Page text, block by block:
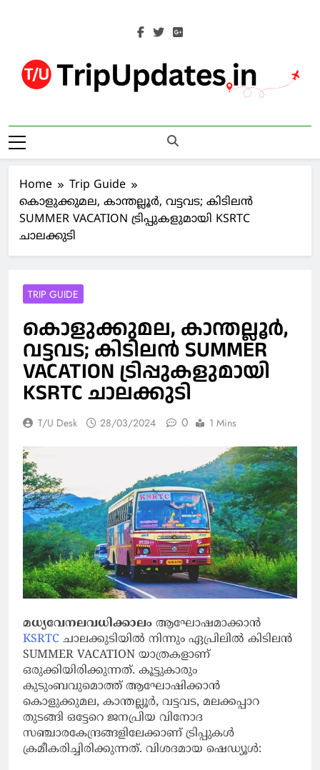
Trip Updates
Home
Trip Guide
കൊളുക്കുമല, കാന്തല്ലൂർ, വട്ടവട; കിടിലൻ
SUMMER VACATION ട്രിപ്പുകളുമായി KSRTC
ചാലക്കുടി
TRIP GUIDE
കൊളുക്കുമല, കാന്തല്ലൂർ,
വട്ടവട; കിടിലൻ SUMMER
VACATION ട്രിപ്പുകളുമായി
KSRTC ചാലക്കുടി
T/U Desk 28/03/2024 0 1 Mins
മധ്യവേനലവധിക്കാലം ആഘോഷമാക്കാൻ
KSRTC ചാലക്കുടിയിൽ നിന്നും ഏപ്രിലിൽ കിടിലൻ
SUMMER VACATION യാത്രകളാണ്
ഒരുക്കിയിരിക്കുന്നത്. കൂട്ടുകാരും
കുടുംബവുമൊത്ത് ആഘോഷിക്കാൻ
കൊളുക്കുമല, കാന്തല്ലൂർ, വട്ടവട, മലക്കപ്പാറ
തുടങ്ങി ഒട്ടേറെ ജനപ്രിയ വിനോദ
സഞ്ചാരകേന്ദ്രങ്ങളിലേക്കാണ് ട്രിപ്പുകൾ
ക്രമീകരിച്ചിരിക്കുന്നത്. വിശദമായ ഷെഡ്യൂൾ: